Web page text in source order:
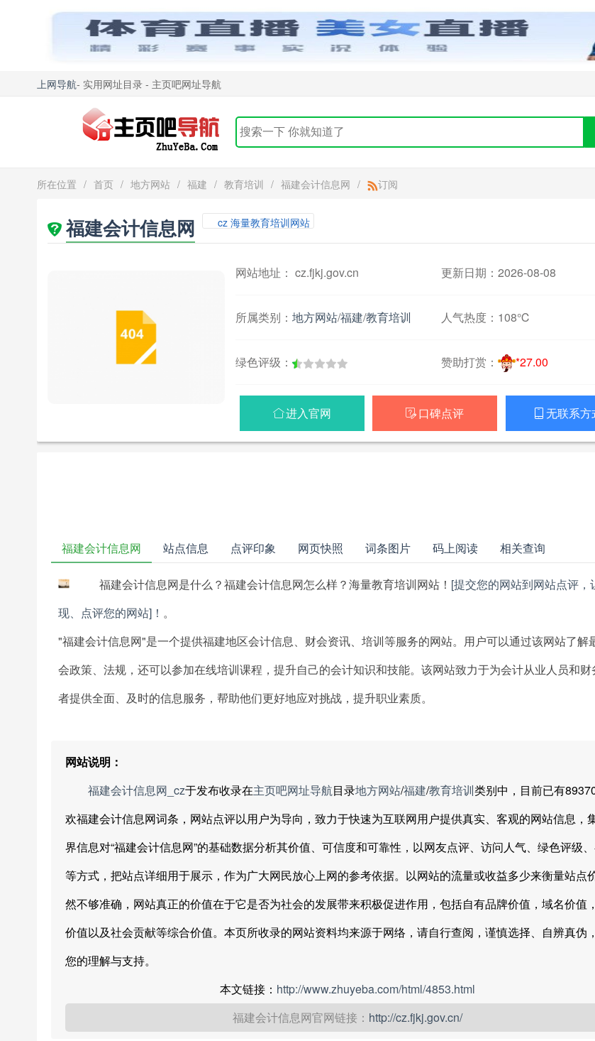
上网导航- 实用网址目录 - 主页吧网址导航
所在位置 / 首页 / 地方网站 / 福建 / 教育培训 / 福建会计信息网 / 订阅
福建会计信息网 cz 海量教育培训网站
网站地址： cz.fjkj.gov.cn 更新日期：2026-08-08
所属类别： 地方网站/福建/教育培训 人气热度： 108℃
绿色评级： 赞助打赏： *27.00
进入官网  口碑点评  无联系方
福建会计信息网 站点信息 点评印象 网页快照 词条图片 码上阅读 相关查询
福建会计信息网是什么？福建会计信息网怎么样？海量教育培训网站！ [提交您的网站到网站点评，
现、点评您的网站]！ 。
"福建会计信息网"是一个提供福建地区会计信息、财会资讯、培训等服务的网站。用户可以通过该网站了解
会政策、法规，还可以参加在线培训课程，提升自己的会计知识和技能。该网站致力于为会计从业人员和财
者提供全面、及时的信息服务，帮助他们更好地应对挑战，提升职业素质。
网站说明：
福建会计信息网_cz于发布收录在主页吧网址导航目录地方网站/福建/教育培训类别中，目前已有
欢福建会计信息网词条，网站点评以用户为导向，致力于快速为互联网用户提供真实、客观的网站信息，
界信息对“福建会计信息网”的基础数据分析其价值、可信度和可靠性，以网友点评、访问人气、绿色评级
等方式，把站点详细用于展示，作为广大网民放心上网的参考依据。以网站的流量或收益多少来衡量站点
然不够准确，网站真正的价值在于它是否为社会的发展带来积极促进作用，包括自有品牌价值，域名价值
价值以及社会贡献等综合价值。本页所收录的网站资料均来源于网络，请自行查阅，谨慎选择、自辨真伪
您的理解与支持。
本文链接： http://www.zhuyeba.com/html/4853.html
福建会计信息网官网链接： http://cz.fjkj.gov.cn/